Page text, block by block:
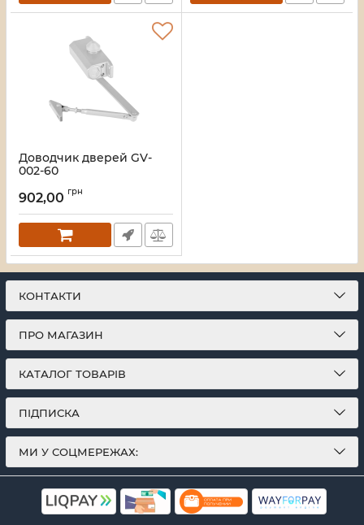
Доводчик дверей GV-
002-60
902,00 грн
КОНТАКТИ
ПРО МАГАЗИН
КАТАЛОГ ТОВАРІВ
ПІДПИСКА
МИ У СОЦМЕРЕЖАХ: